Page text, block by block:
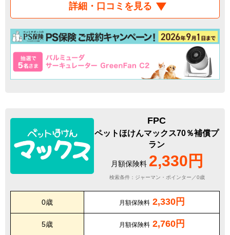
詳細・口コミを見る
FPC
ペットほけんマックス70％補償プ
ラン
月額保険料 2,330円
検索条件：ジャーマン・ポインター／0歳
0歳 月額保険料 2,330円
5歳 月額保険料 2,760円